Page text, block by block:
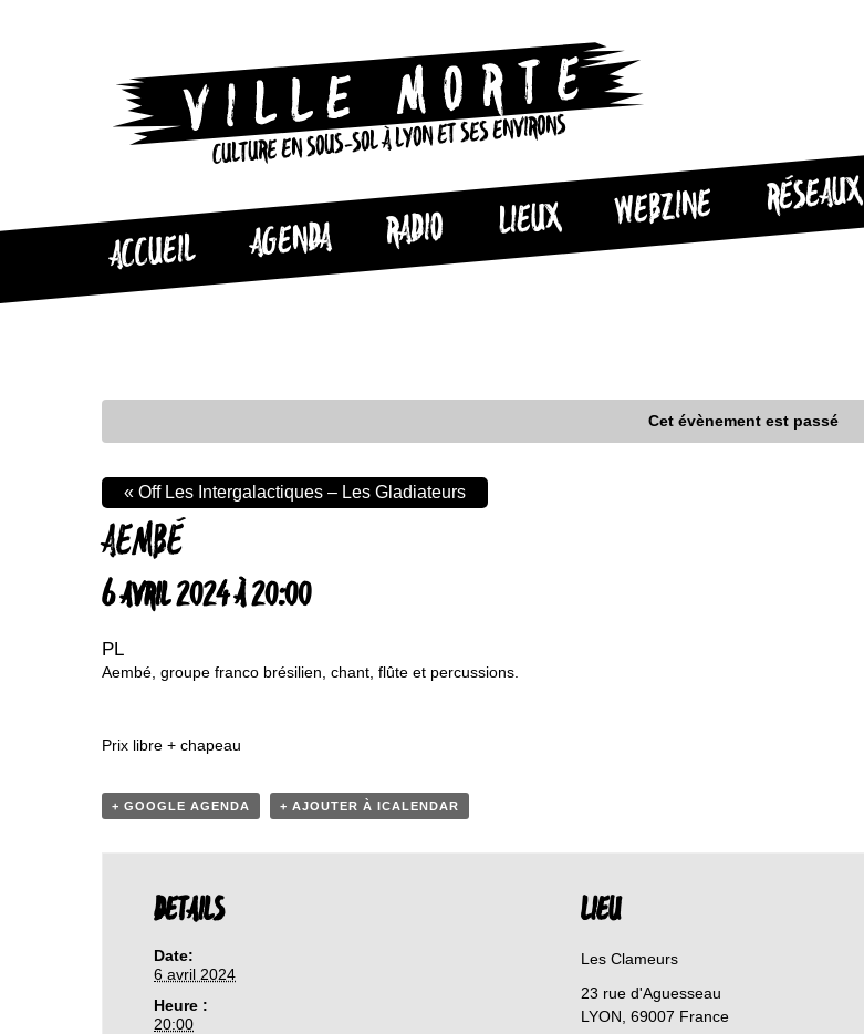
CULTURE EN SOUS-SOL À LYON ET SES ENVIRONS
ACCUEIL AGENDA RADIO LIEUX WEBZINE RÉSEAUX
Cet évènement est passé
AEMBÉ
6 AVRIL 2024 À 20:00
PL
« Off Les Intergalactiques – Les Gladiateurs
Aembé, groupe franco brésilien, chant, flûte et percussions.
Prix libre + chapeau
+ GOOGLE AGENDA + AJOUTER À ICALENDAR
DETAILS
Date:
6 avril 2024
Heure :
20:00
LIEU
Les Clameurs
23 rue d'Aguesseau
LYON 69007 France